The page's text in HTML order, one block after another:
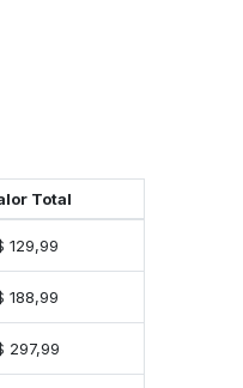
Total
129,99
188,99
297,99